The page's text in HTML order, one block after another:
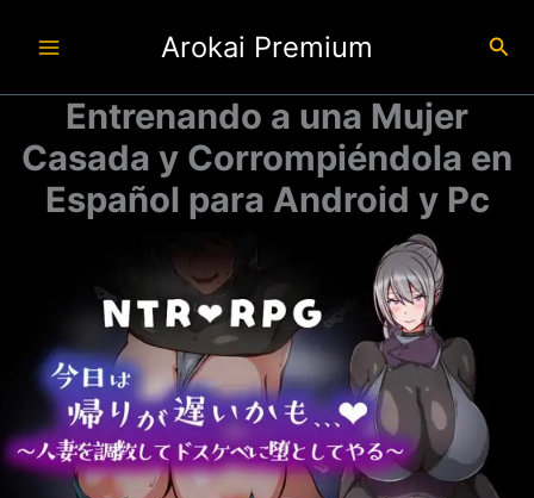
Arokai Premium
Entrenando a una Mujer
Casada y Corrompiéndola en
Español para Android y Pc